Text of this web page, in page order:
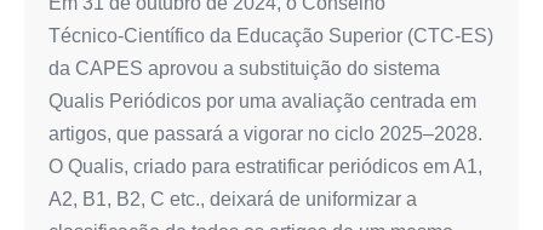
Técnico‑Científico da Educação Superior (CTC‑ES)
da CAPES aprovou a substituição do sistema
Qualis Periódicos por uma avaliação centrada em
artigos, que passará a vigorar no ciclo 2025–2028.
O Qualis, criado para estratificar periódicos em A1,
A2, B1, B2, C etc., deixará de uniformizar a